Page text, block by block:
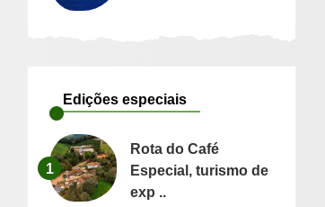
Edições especiais
1
Rota do Café
Especial, turismo de
exp ..